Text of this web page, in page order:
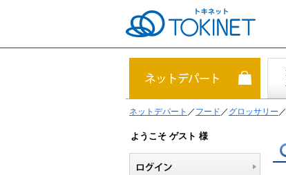
ネットデパート ／ フード ／ グロッサリー ／
ようこそ ゲスト 様